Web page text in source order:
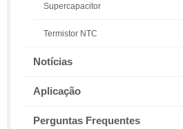
Supercapacitor
Termistor NTC
Notícias
Aplicação
Perguntas Frequentes